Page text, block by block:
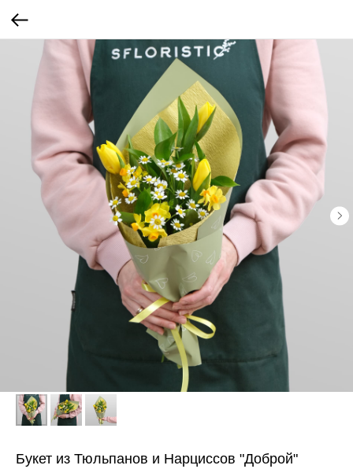
Букет из Тюльпанов и Нарциссов "Доброй"